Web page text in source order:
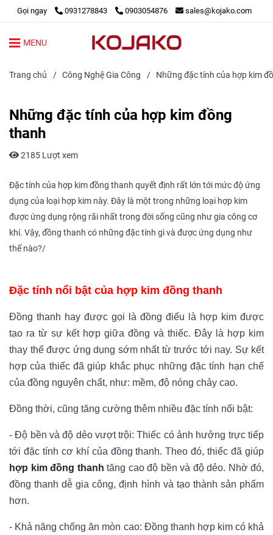
Gọi ngay 0931278843 0903054876 sales@kojako.com
MENU
Trang chủ / Công Nghệ Gia Công / Những đặc tính của hợp kim
Những đặc tính của hợp kim đồng
thanh
2185 Lượt xem
Đặc tính của hợp kim đồng thanh quyết định rất lớn tới mức độ ứng
dụng của loại hợp kim này. Đây là một trong những loại hợp kim
được ứng dụng rộng rãi nhất trong đời sống cũng như gia công cơ
khí. Vậy, đồng thanh có những đặc tính gì và được ứng dụng như
thế nào?/
Đặc tính nổi bật của hợp kim đồng thanh
Đồng thanh hay được gọi là đồng điếu là hợp kim được
tạo ra từ sự kết hợp giữa đồng và thiếc. Đây là hợp kim
thay thế được ứng dụng sớm nhất từ trước tới nay. Sự kết
hợp của thiếc đã giúp khắc phục những đặc tính hạn chế
của đồng nguyên chất, như: mềm, độ nóng chảy cao.
Đồng thời, cũng tăng cường thêm nhiều đặc tính nổi bật:
- Độ bền và độ dẻo vượt trội: Thiếc có ảnh hưởng trực tiếp
tới đặc tính cơ khí của đồng thanh. Theo đó, thiếc đã giúp
hợp kim đồng thanh tăng cao độ bền và độ dẻo. Nhờ đó,
đồng thanh dễ gia công, định hình và tạo thành sản phẩm
hơn.
- Khả năng chống ăn mòn cao: Đồng thanh hợp kim có khả